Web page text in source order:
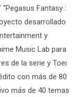
“Pegasus Fantasy :
desarrollado
y
Music Lab para
de la serie y Toei
con más de 80
más de 40 temas